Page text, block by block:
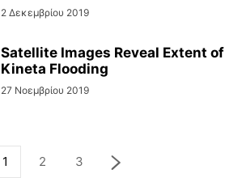
2 Δεκεμβρίου 2019
Satellite Images Reveal Extent of
Kineta Flooding
27 Νοεμβρίου 2019
1 2 3